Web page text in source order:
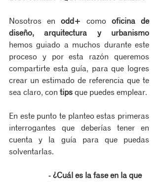
Nosotros en odd+ como oficina de
diseño, arquitectura y urbanismo
hemos guiado a muchos durante este
proceso y por esta razón queremos
compartirte esta guía, para que logres
crear un estimado de referencia que te
sea claro, con tips que puedes emplear.
En este punto te planteo estas primeras
interrogantes que deberías tener en
cuenta y la guía para que puedas
solventarlas.
- ¿Cuál es la fase en la que